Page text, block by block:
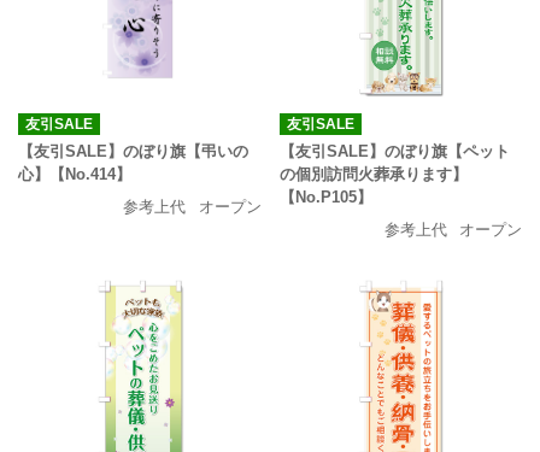
友引SALE
【友引SALE】のぼり旗【弔いの
心】【No.414】
参考上代
オープン
友引SALE
【友引SALE】のぼり旗【ペット
の個別訪問火葬承ります】
【No.P105】
参考上代
オープン